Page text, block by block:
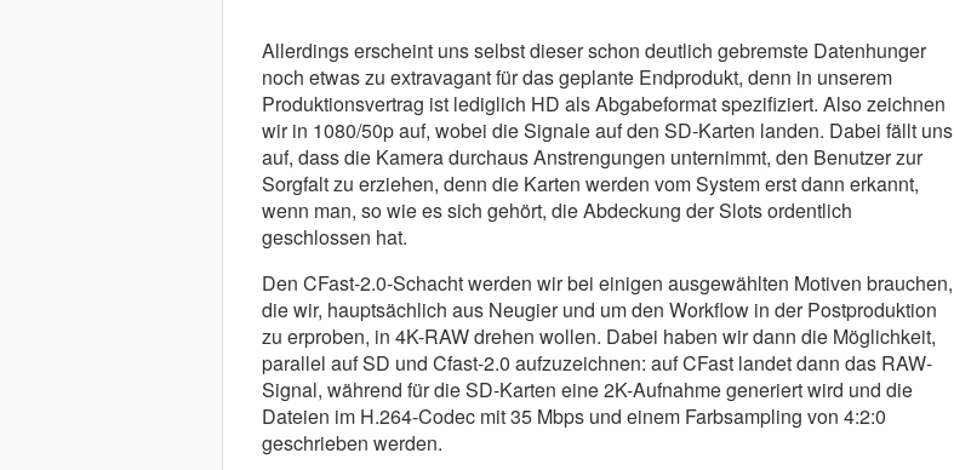
Allerdings erscheint uns selbst dieser schon deutlich gebremste Datenhunger
noch etwas zu extravagant für das geplante Endprodukt, denn in unserem
Produktionsvertrag ist lediglich HD als Abgabeformat spezifiziert. Also zeichnen
wir in 1080/50p auf, wobei die Signale auf den SD-Karten landen. Dabei fällt uns
auf, dass die Kamera durchaus Anstrengungen unternimmt, den Benutzer zur
Sorgfalt zu erziehen, denn die Karten werden vom System erst dann erkannt,
wenn man, so wie es sich gehört, die Abdeckung der Slots ordentlich
geschlossen hat.
Den CFast-2.0-Schacht werden wir bei einigen ausgewählten Motiven brauchen,
die wir, hauptsächlich aus Neugier und um den Workflow in der Postproduktion
zu erproben, in 4K-RAW drehen wollen. Dabei haben wir dann die Möglichkeit,
parallel auf SD und Cfast-2.0 aufzuzeichnen: auf CFast landet dann das RAW-
Signal, während für die SD-Karten eine 2K-Aufnahme generiert wird und die
Dateien im H.264-Codec mit 35 Mbps und einem Farbsampling von 4:2:0
geschrieben werden.